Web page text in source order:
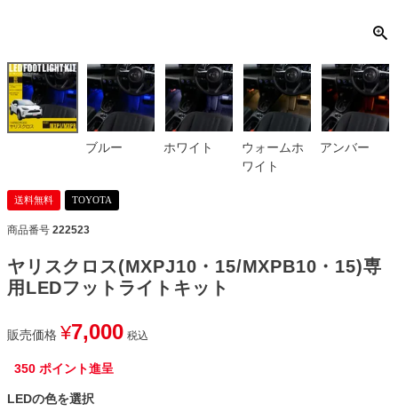
ブルー ホワイト
ウォームホ
ワイト
アンバー
送料無料 TOYOTA
商品番号 222523
ヤリスクロス(MXPJ10・15/MXPB10・15)専
用LEDフットライトキット
販売価格 ¥7,000 税込
350 ポイント進呈
LEDの色を選択